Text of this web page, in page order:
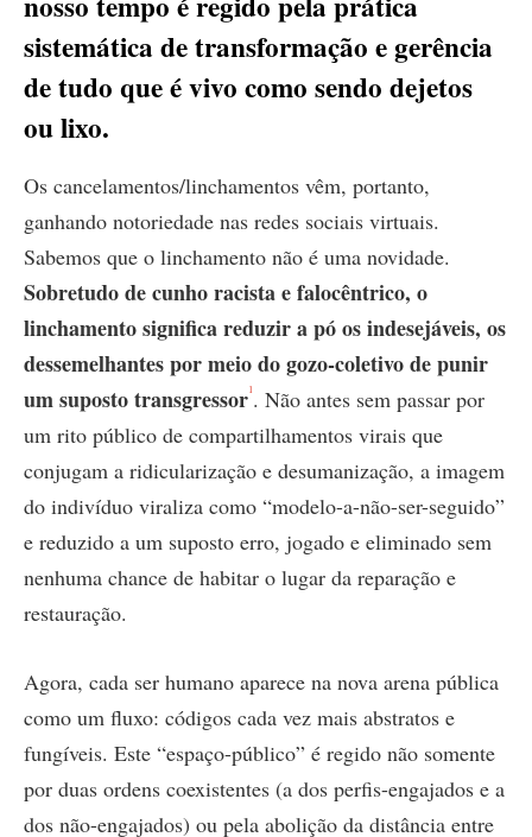
sistemática de transformação e gerência
de tudo que é vivo como sendo dejetos
ou lixo.
Os cancelamentos/linchamentos vêm, portanto,
ganhando notoriedade nas redes sociais virtuais.
Sabemos que o linchamento não é uma novidade.
Sobretudo de cunho racista e falocêntrico, o
linchamento significa reduzir a pó os indesejáveis, os
dessemelhantes por meio do gozo-coletivo de punir
um suposto transgressor1. Não antes sem passar por
um rito público de compartilhamentos virais que
conjugam a ridicularização e desumanização, a imagem
do indivíduo viraliza como “modelo-a-não-ser-seguido”
e reduzido a um suposto erro, jogado e eliminado sem
nenhuma chance de habitar o lugar da reparação e
restauração.
Agora, cada ser humano aparece na nova arena pública
como um fluxo: códigos cada vez mais abstratos e
fungíveis. Este “espaço-público” é regido não somente
por duas ordens coexistentes (a dos perfis-engajados e a
dos não-engajados) ou pela abolição da distância entre